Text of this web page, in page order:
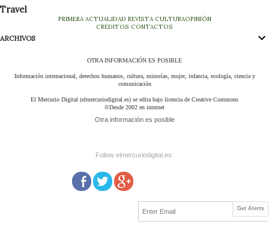
Travel
PRIMERA ACTUALIDAD REVISTA CULTURAOPINIÓN
CRÉDITOS CONTACTOS
ARCHIVOS
OTRA INFORMACIÓN ES POSIBLE
Información internacional, derechos humanos, cultura, minorías, mujer, infancia, ecología, ciencia y
comunicación
El Mercurio Digital (elmercuriodigital.es) se edita bajo licencia de Creative Commons
©Desde 2002 en internet
Otra información es posible
Follow elmercuriodigital.es:
Get Alerts